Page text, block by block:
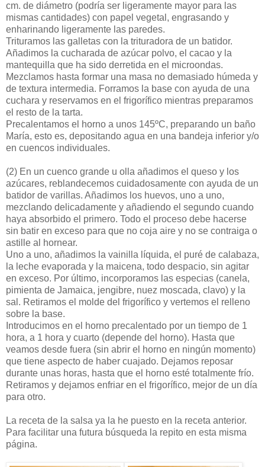
cm. de diámetro (podría ser ligeramente mayor para las
mismas cantidades) con papel vegetal, engrasando y
enharinando ligeramente las paredes.
Trituramos las galletas con la trituradora de un batidor.
Añadimos la cucharada de azúcar polvo, el cacao y la
mantequilla que ha sido derretida en el microondas.
Mezclamos hasta formar una masa no demasiado húmeda y
de textura intermedia. Forramos la base con ayuda de una
cuchara y reservamos en el frigorífico mientras preparamos
el resto de la tarta.
Precalentamos el horno a unos 145ºC, preparando un baño
María, esto es, depositando agua en una bandeja inferior y/o
en cuencos individuales.
(2) En un cuenco grande u olla añadimos el queso y los
azúcares, reblandecemos cuidadosamente con ayuda de un
batidor de varillas. Añadimos los huevos, uno a uno,
mezclando delicadamente y añadiendo el segundo cuando
haya absorbido el primero. Todo el proceso debe hacerse
sin batir en exceso para que no coja aire y no se contraiga o
astille al hornear.
Uno a uno, añadimos la vainilla líquida, el puré de calabaza,
la leche evaporada y la maicena, todo despacio, sin agitar
en exceso. Por último, incorporamos las especias (canela,
pimienta de Jamaica, jengibre, nuez moscada, clavo) y la
sal. Retiramos el molde del frigorífico y vertemos el relleno
sobre la base.
Introducimos en el horno precalentado por un tiempo de 1
hora, a 1 hora y cuarto (depende del horno). Hasta que
veamos desde fuera (sin abrir el horno en ningún momento)
que tiene aspecto de haber cuajado. Dejamos reposar
durante unas horas, hasta que el horno esté totalmente frío.
Retiramos y dejamos enfriar en el frigorífico, mejor de un día
para otro.
La receta de la salsa ya la he puesto en la receta anterior.
Para facilitar una futura búsqueda la repito en esta misma
página.